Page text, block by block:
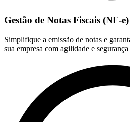
Gestão de Notas Fiscais (NF-e)
Simplifique a emissão de notas e
sua empresa com agilidade e